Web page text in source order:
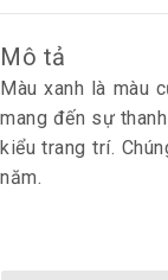
Mô tả
Màu xanh là màu
mang đến sự
kiểu trang trí.
năm.